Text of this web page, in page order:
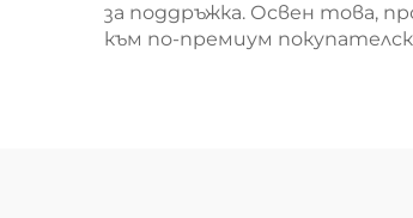
за поддръжка. Освен това,
към по-премиум